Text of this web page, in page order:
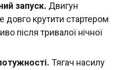
запуск. Двигун
крутити стартером
після тривалої нічної
Тягач насилу